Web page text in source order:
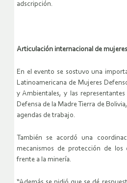
adscripción.
Articulación internacional de mujeres
En el evento se sostuvo una
Latinoamericana de Mujeres
y Ambientales, y las
Defensa de la Madre Tierra de
agendas de trabajo.
También se acordó una
mecanismos de protección de los
frente a la minería.